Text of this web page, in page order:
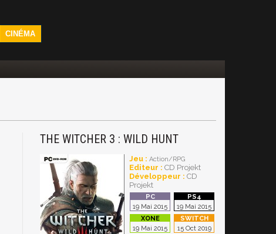
CINÉMA
THE WITCHER 3 : WILD HUNT
Jeu : Action/RPG
Editeur : CD Projekt
Développeur : CD
Projekt
19 Mai 2015 19 Mai 2015
19 Mai 2015 15 Oct 2019